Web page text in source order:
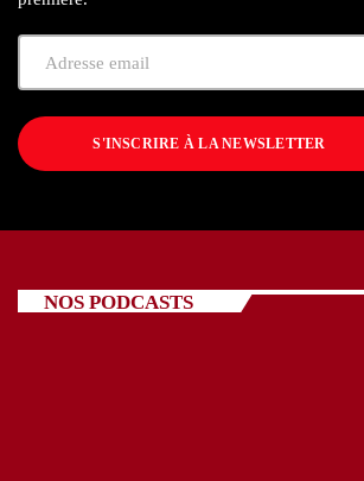
S'INSCRIRE À LA NEWSLETTER
NOS PODCASTS